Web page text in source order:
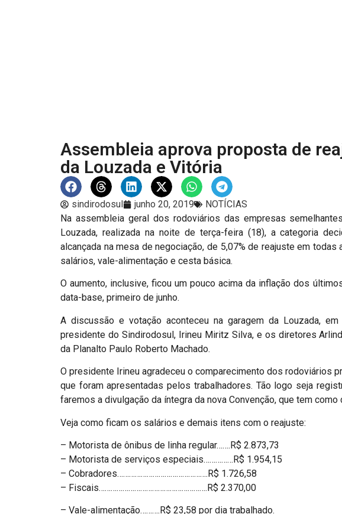
Assembleia aprova proposta de
da Louzada e Vitória
sindirodosul junho 20, 2019
NOTÍCIAS
Na assembleia geral dos rodoviários das empresas
Louzada, realizada na noite de terça-feira (18), a categoria
alcançada na mesa de negociação, de 5,07% de reajuste em
salários, vale-alimentação e cesta básica.
O aumento, inclusive, ficou um pouco acima da inflação dos
data-base, primeiro de junho.
A discussão e votação aconteceu na garagem da Louzada,
presidente do Sindirodosul, Irineu Miritz Silva, e os diretores
da Planalto Paulo Roberto Machado.
O presidente Irineu agradeceu o comparecimento dos rodoviários
que foram apresentadas pelos trabalhadores. Tão logo seja
faremos a divulgação da íntegra da nova Convenção, que tem como
Veja como ficam os salários e demais itens com o reajuste:
– Motorista de ônibus de linha regular…….R$ 2.873,73
– Motorista de serviços especiais……………R$ 1.954,15
– Cobradores……………………………………….R$ 1.726,58
– Fiscais……………………………………………….R$ 2.370,00
– Vale-alimentação……….R$ 23,58 por dia trabalhado.